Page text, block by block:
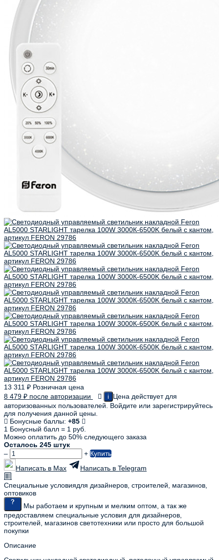
13 311 ₽ Розничная цена
8 479 ₽ после авторизации i
Цена действует для
авторизованных пользователей. Войдите или зарегистрируйтесь
для получения данной цены.
Бонусные баллы: +85
1 Бонусный балл = 1 руб.
Можно оплатить до 50% следующего заказа
Осталось 245 штук
–
+ Купить
Написать в Max
Написать в Telegram
Специальные условиядля дизайнеров, строителей, магазинов,
оптовиков
Мы работаем и крупным и мелким оптом, а так же
предоставляем специальные условия для дизайнеров,
строителей, магазинов светотехники или просто для большой
покупки
Описание